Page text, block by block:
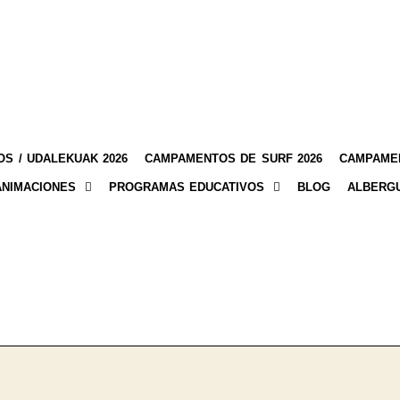
/ UDALEKUAK 2026 CAMPAMENTOS DE SURF 2026
PROGRAMAS EDUCATIVOS BLOG